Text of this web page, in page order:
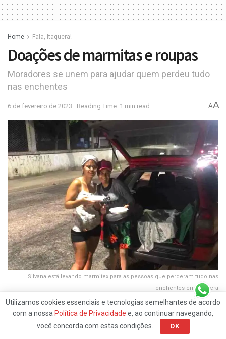
Home Fala, Itaquera!
Doações de marmitas e roupas
Moradores se unem para ajudar quem perdeu tudo
nas enchentes
6 de fevereiro de 2023 Reading Time: 1 min read AA
Silvana está levando marmitex para as pessoas que perderam tudo nas
enchentes em Itaquera
O Grupo do Conseg José Bonifácio/Itaquera esteve no
Utilizamos cookies essenciais e tecnologias semelhantes de acordo
com a nossa Política de Privacidade e, ao continuar navegando,
você concorda com estas condições.
OK